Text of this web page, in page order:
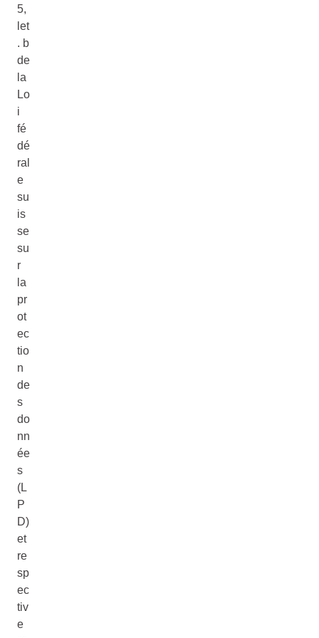
5,
let
. b
de
la
Lo
i
fé
dé
ral
e
su
is
se
su
r
la
pr
ot
ec
tio
n
de
s
do
nn
ée
s
(L
P
D)
et
re
sp
ec
tiv
e